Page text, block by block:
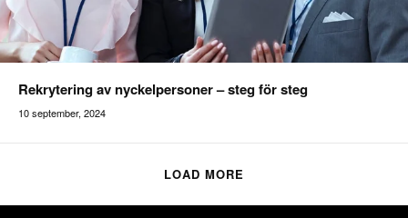
Addilon
Rekrytering av nyckelpersoner – steg för steg
10 september, 2024
LOAD MORE